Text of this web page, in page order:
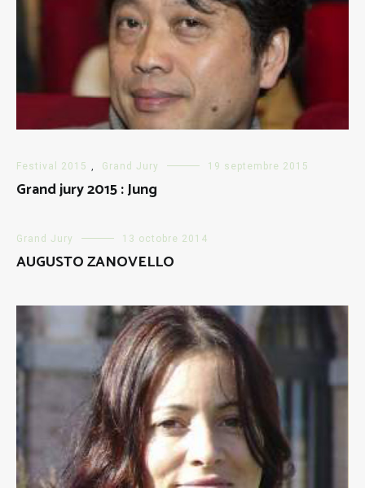
Festival 2015 , Grand Jury 19 septembre 2015
Grand jury 2015 : Jung
Grand Jury 13 octobre 2014
AUGUSTO ZANOVELLO